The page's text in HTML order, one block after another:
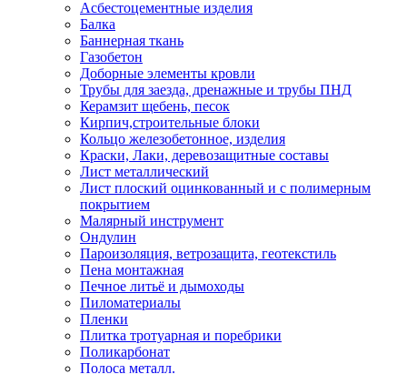
Асбестоцементные изделия
Балка
Баннерная ткань
Газобетон
Доборные элементы кровли
Трубы для заезда, дренажные и трубы ПНД
Керамзит щебень, песок
Кирпич,строительные блоки
Кольцо железобетонное, изделия
Краски, Лаки, деревозащитные составы
Лист металлический
Лист плоский оцинкованный и с полимерным
покрытием
Малярный инструмент
Ондулин
Пароизоляция, ветрозащита, геотекстиль
Пена монтажная
Печное литьё и дымоходы
Пиломатериалы
Пленки
Плитка тротуарная и поребрики
Поликарбонат
Полоса металл.